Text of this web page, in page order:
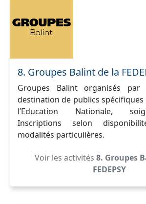
8. Groupes Balint de la
Groupes Balint organisés par
destination de publics
l’Education Nationale,
Inscriptions selon
modalités particulières.
Voir les activités 8. Groupes
FEDEPSY